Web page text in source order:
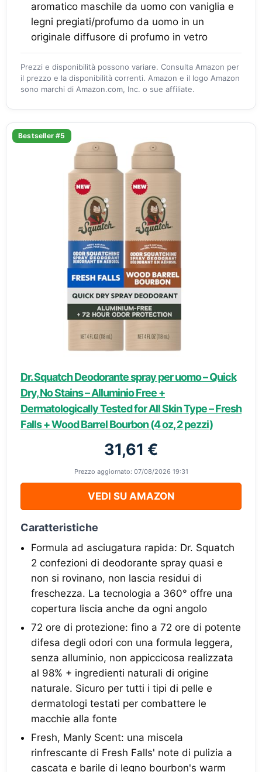
aromatico maschile da uomo con vaniglia e
legni pregiati/profumo da uomo in un
originale diffusore di profumo in vetro
Prezzi e disponibilità possono variare. Consulta Amazon per
il prezzo e la disponibilità correnti. Amazon e il logo Amazon
sono marchi di Amazon.com, Inc. o sue affiliate.
Bestseller #5
Dr. Squatch Deodorante spray per uomo – Quick
Dry, No Stains – Alluminio Free +
Dermatologically Tested for All Skin Type – Fresh
Falls + Wood Barrel Bourbon (4 oz, 2 pezzi)
31,61 €
Prezzo aggiornato: 07/08/2026 19:31
VEDI SU AMAZON
Caratteristiche
Formula ad asciugatura rapida: Dr. Squatch
2 confezioni di deodorante spray quasi e
non si rovinano, non lascia residui di
freschezza. La tecnologia a 360° offre una
copertura liscia anche da ogni angolo
72 ore di protezione: fino a 72 ore di potente
difesa degli odori con una formula leggera,
senza alluminio, non appiccicosa realizzata
al 98% + ingredienti naturali di origine
naturale. Sicuro per tutti i tipi di pelle e
dermatologi testati per combattere le
macchie alla fonte
Fresh, Manly Scent: una miscela
rinfrescante di Fresh Falls' note di pulizia a
cascata e barile di legno bourbon's warm